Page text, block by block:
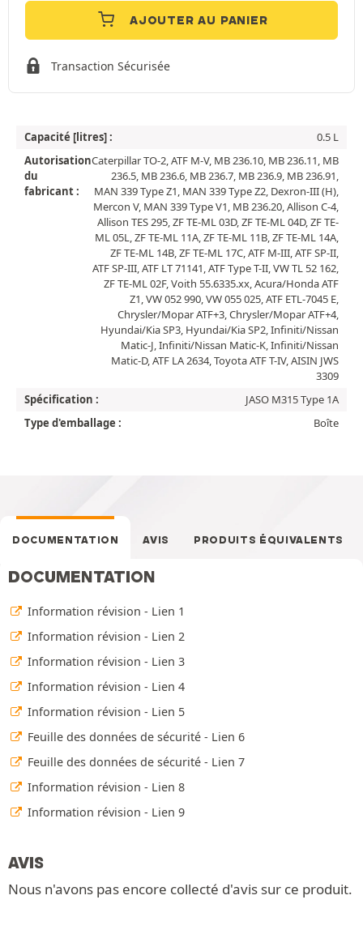
AJOUTER AU PANIER
Transaction Sécurisée
Capacité [litres] :
0.5 L
Autorisation
du
fabricant :
Caterpillar TO-2, ATF M-V, MB 236.10, MB 236.11, MB
236.5, MB 236.6, MB 236.7, MB 236.9, MB 236.91,
MAN 339 Type Z1, MAN 339 Type Z2, Dexron-III (H),
Mercon V, MAN 339 Type V1, MB 236.20, Allison C-4,
Allison TES 295, ZF TE-ML 03D, ZF TE-ML 04D, ZF TE-
ML 05L, ZF TE-ML 11A, ZF TE-ML 11B, ZF TE-ML 14A,
ZF TE-ML 14B, ZF TE-ML 17C, ATF M-III, ATF SP-II,
ATF SP-III, ATF LT 71141, ATF Type T-II, VW TL 52 162,
ZF TE-ML 02F, Voith 55.6335.xx, Acura/Honda ATF
Z1, VW 052 990, VW 055 025, ATF ETL-7045 E,
Chrysler/Mopar ATF+3, Chrysler/Mopar ATF+4,
Hyundai/Kia SP3, Hyundai/Kia SP2, Infiniti/Nissan
Matic-J, Infiniti/Nissan Matic-K, Infiniti/Nissan
Matic-D, ATF LA 2634, Toyota ATF T-IV, AISIN JWS
3309
Spécification :
JASO M315 Type 1A
Type d'emballage :
Boîte
DOCUMENTATION AVIS PRODUITS ÉQUIVALENTS
DOCUMENTATION
Information révision - Lien 1
Information révision - Lien 2
Information révision - Lien 3
Information révision - Lien 4
Information révision - Lien 5
Feuille des données de sécurité - Lien 6
Feuille des données de sécurité - Lien 7
Information révision - Lien 8
Information révision - Lien 9
AVIS
Nous n'avons pas encore collecté d'avis sur ce produit.